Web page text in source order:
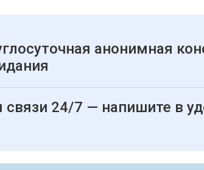
анонимная
24/7 — напишите в